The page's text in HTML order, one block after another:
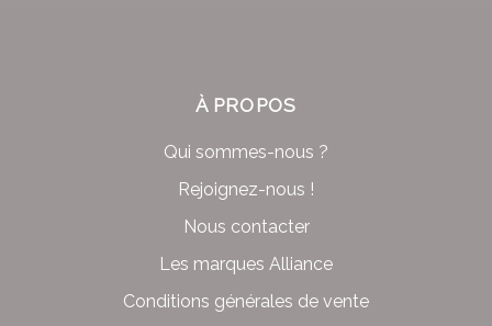
À PROPOS
Qui sommes-nous ?
Rejoignez-nous !
Nous contacter
Les marques Alliance
Conditions générales de vente